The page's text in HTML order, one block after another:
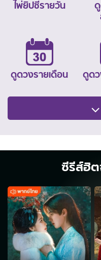
ไพ่ยิปซีรายวัน
ดูดวงรายเดือน
ดูด
ซีรีส์ฮิ